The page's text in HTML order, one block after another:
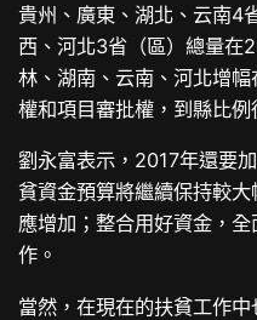
貴州、廣東、湖北、云南4
西、河北3省（區）總量在
林、湖南、云南、河北增
權和項目審批權，到縣比
劉永富表示，2017年還要
貧資金預算將繼續保持較
應增加；整合用好資金，
作。
當然，在現在的扶貧工作